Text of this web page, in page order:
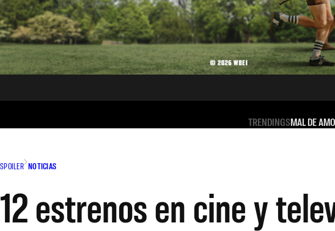
TRENDINGSMAL DE
SPOILER NOTICIAS
12 estrenos en cine y